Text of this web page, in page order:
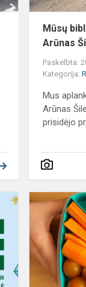
saugią
vaikystę“Mūsų
Arūnas
Paskelbta:
Kategorija:
Mus
Arūnas
prisidėjo
EIME
vasaros
dienos
stovyklos
–